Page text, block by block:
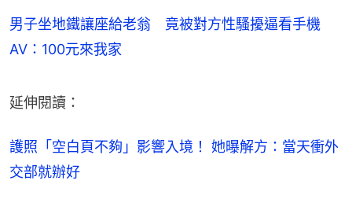
男子坐地鐵讓座給老翁 竟被對方性騷擾逼看手機
AV：100元來我家
延伸閱讀：
護照「空白頁不夠」影響入境！ 她曝解方：當天衝外
交部就辦好